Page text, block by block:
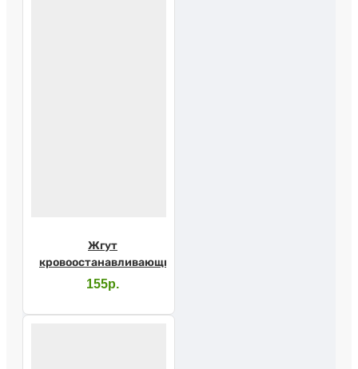
Жгут
кровоостанавливающий
155р.